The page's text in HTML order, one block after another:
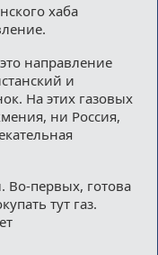
хаба
направление
и
На этих газовых
ни Россия,
Во-первых, готова
тут газ.